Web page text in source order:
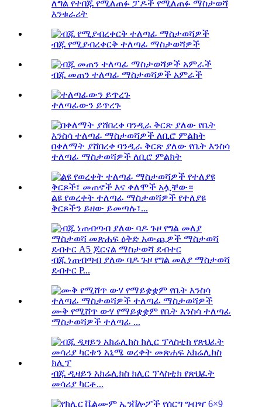
ለግል የተበጁ የሚለጠፉ ፓዶች የሚለጠፉ ማስታወሻ
እንቁራሪት
ብጁ የሚያብረቀርቅ ተለጣፊ ማስታወሻዎች
ብጁ መጠን ተለጣፊ ማስታወሻዎች አምራች
ተለጣፊውን ይጥረጉ
በቀለማት ያሸበረቀ ባንዲራ ቅርጽ ያለው የቤት እንስሳ
ተለጣፊ ማስታወሻዎች ለቢሮ ምልክት
ልዩ የወረቀት ተለጣፊ ማስታወሻዎች የተለያዩ
ቅርጾችን ይዘው ይመጣሉ፣...
ብጁ ነጠብጣብ ያለው ባዶ ጉዞ የግል መለያ ማስታወሻ
ደብተር P...
ሙቅ የሚሸጥ ውሃ የማይቋቋም የቤት እንስሳ ተለጣፊ
ማስታወሻዎች ተለጣፊ ...
ብጁ ዲዛይን አክሬሊክስ ክሊር ፕላስቲክ የጽህፈት
መሳሪያ ካርቶ...